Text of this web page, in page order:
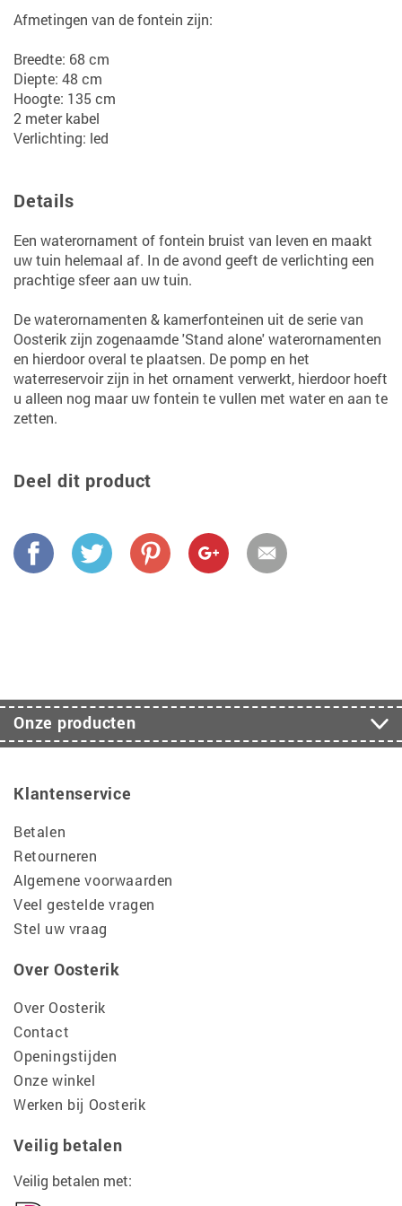
Afmetingen van de fontein zijn:
Breedte: 68 cm
Diepte: 48 cm
Hoogte: 135 cm
2 meter kabel
Verlichting: led
Details
Een waterornament of fontein bruist van leven en maakt
uw tuin helemaal af. In de avond geeft de verlichting een
prachtige sfeer aan uw tuin.
De waterornamenten & kamerfonteinen uit de serie van
Oosterik zijn zogenaamde 'Stand alone' waterornamenten
en hierdoor overal te plaatsen. De pomp en het
waterreservoir zijn in het ornament verwerkt, hierdoor hoeft
u alleen nog maar uw fontein te vullen met water en aan te
zetten.
Deel dit product
Onze producten
Klantenservice
Betalen
Retourneren
Algemene voorwaarden
Veel gestelde vragen
Stel uw vraag
Over Oosterik
Over Oosterik
Contact
Openingstijden
Onze winkel
Werken bij Oosterik
Veilig betalen
Veilig betalen met: